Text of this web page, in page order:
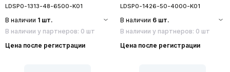
LDSP0-1313-48-6500-K01
В наличии 1 шт.
В наличии у партнеров: 0 шт
Цена после регистрации
LDSP0-1426-50-4000-K01
В наличии 6 шт.
В наличии у партнеров: 0 шт
Цена после регистрации